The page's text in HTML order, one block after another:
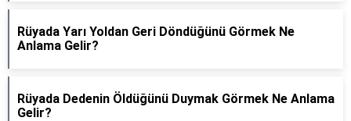
Rüyada Yarı Yoldan Geri Döndüğünü Görmek Ne
Anlama Gelir?
Rüyada Dedenin Öldüğünü Duymak Görmek Ne Anlama
Gelir?